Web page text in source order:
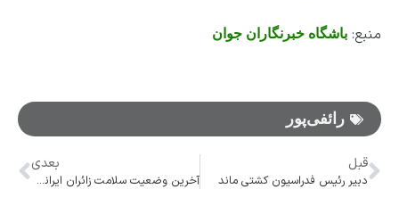
منبع: باشگاه خبرنگاران جوان
رائفی‌پور
قبل
دبیر رئیس فدراسیون کشتی ماند
بعدی
آخرین وضعیت سلامت زائران ایرانی در سامرا